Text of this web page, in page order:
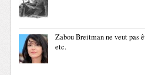
Zabou Breitman ne veut pas
etc.